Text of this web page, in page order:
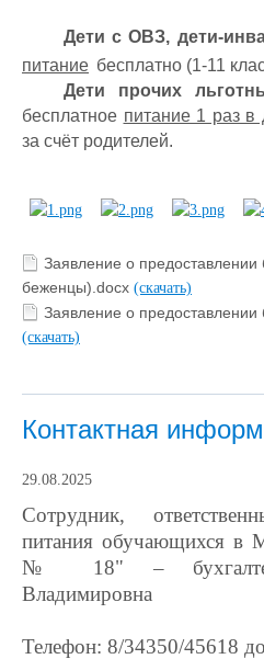
Дети с ОВЗ, дети-
питание бесплатно (1-11
Дети прочих
бесплатное питание 1 раз в
за счёт родителей.
Заявление о
беженцы).docx (скачать)
Заявление о предоставлении
(скачать)
Контактная
29.08.2025
Сотрудник,
питания
№ 18" –
Владимировна
Телефон: 8/34350/45618